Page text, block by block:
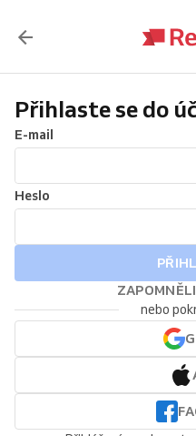
Přihlaste se do
E-mail
Heslo
nebo